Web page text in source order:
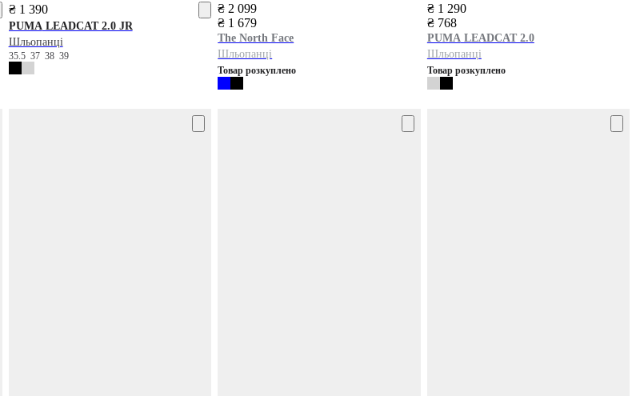
₴ 1 390
PUMA LEADCAT 2.0 JR
Шльопанці
35.5 37 38 39
₴ 2 099
₴ 1 679
The North Face
Шльопанці
Товар розкуплено
₴ 1 290
₴ 768
PUMA LEADCAT 2.0
Шльопанці
Товар розкуплено